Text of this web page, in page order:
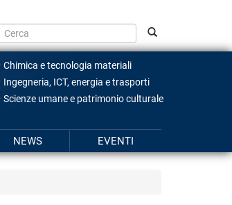
Chimica e tecnologia materiali
Ingegneria, ICT, energia e trasporti
Scienze umane e patrimonio culturale
NEWS EVENTI